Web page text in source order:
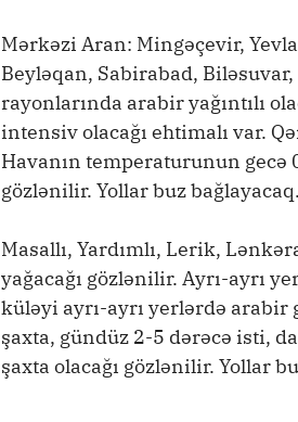
Mərkəzi Aran: Mingəçevir,
Beyləqan, Sabirabad,
rayonlarında arabir yağıntılı
intensiv olacağı ehtimalı var.
Havanın temperaturunun gecə
gözlənilir. Yollar buz bağlayacaq.
Masallı, Yardımlı, Lerik,
yağacağı gözlənilir. Ayrı-ayrı
küləyi ayrı-ayrı yerlərdə arabir
şaxta, gündüz 2-5 dərəcə isti,
şaxta olacağı gözlənilir. Yollar